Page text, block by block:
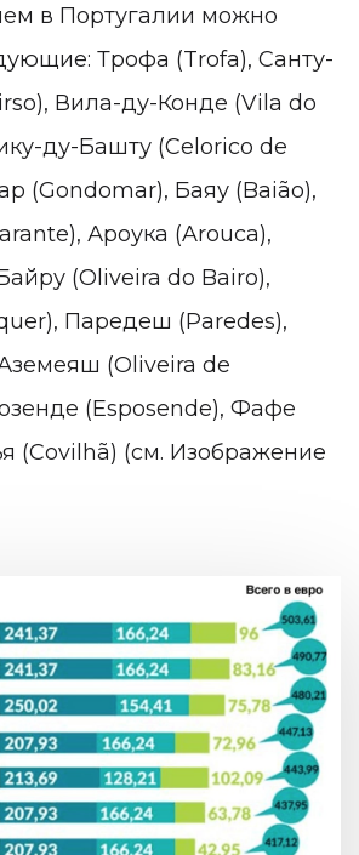
в Португалии можно
Трофа (Trofa), Санту-
Вила-ду-Конде (Vila do
ду-Башту (Celorico de
(Gondomar), Баяу (Baião),
Ароука (Arouca),
(Oliveira do Bairo),
Паредеш (Paredes),
(Oliveira de
(Esposende), Фафе
(Covilhã) (см. Изображение